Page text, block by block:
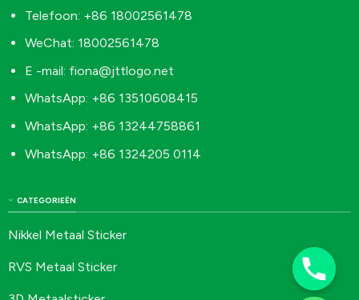
CATEGORIEËN
Nikkel Metaal Sticker
RVS Metaal Sticker
Telefoon: +86 18002561478
WeChat: 18002561478
E -mail: fiona@jttlogo.net
WhatsApp: +86 13510608415
WhatsApp: +86 13244758861
WhatsApp: +86 1324205 0114